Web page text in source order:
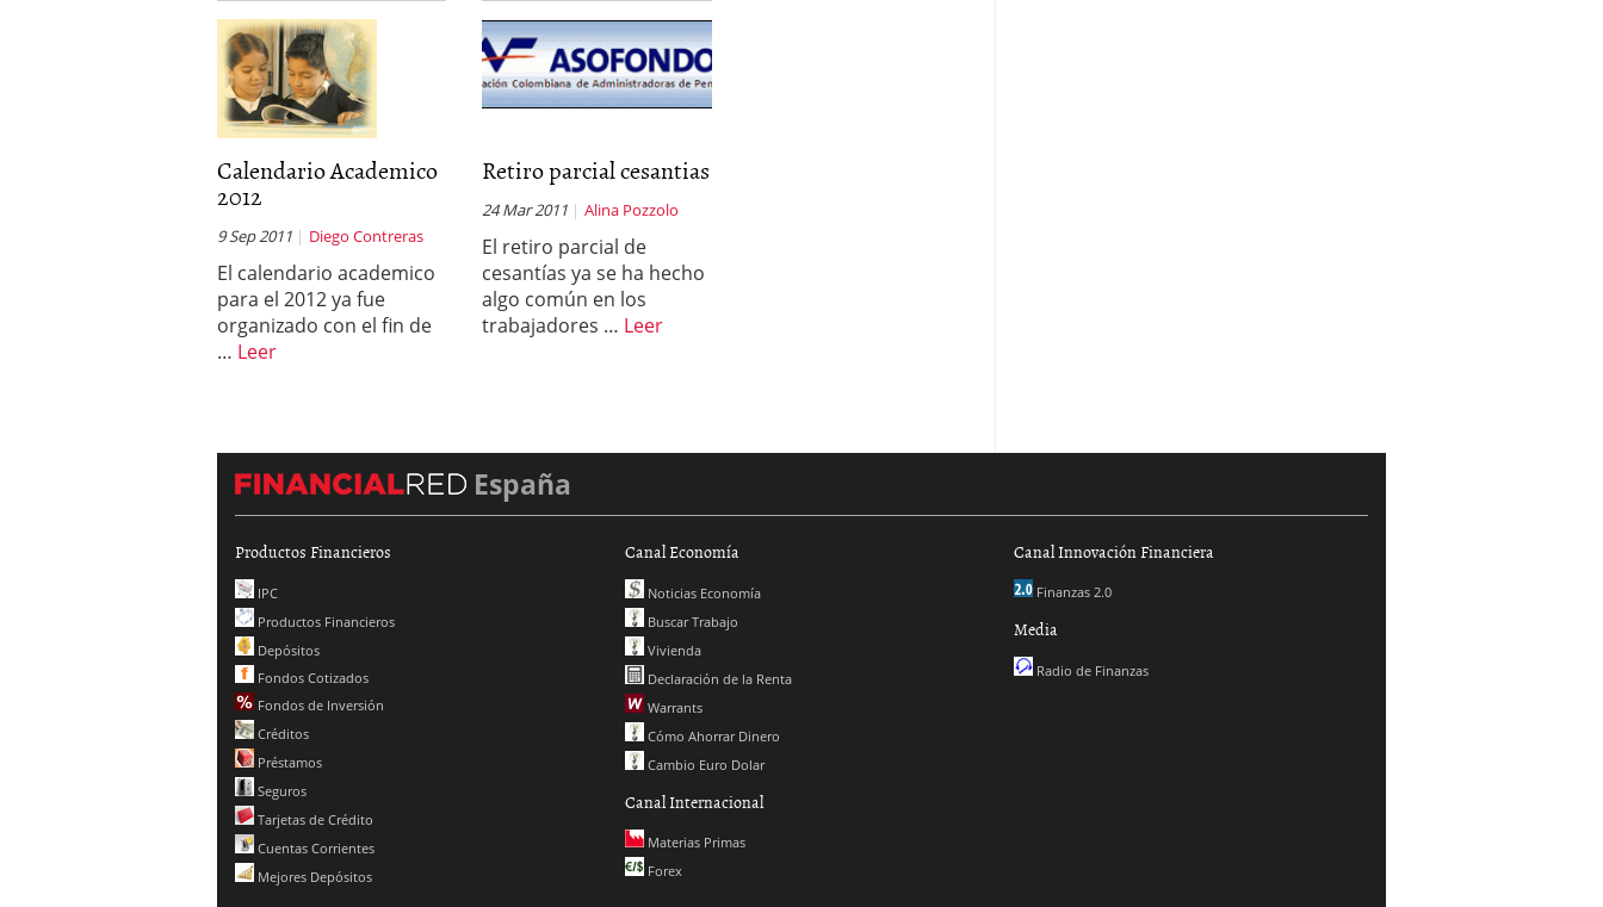
Calendario Academico
2012
9 Sep 2011 Diego Contreras
El calendario academico
para el 2012 ya fue
organizado con el fin de
… Leer
Retiro parcial cesantias
24 Mar 2011 Alina Pozzolo
El retiro parcial de
cesantías ya se ha hecho
algo común en los
trabajadores … Leer
España
Productos Financieros
IPC
Productos Financieros
Depósitos
Fondos Cotizados
Fondos de Inversión
Créditos
Préstamos
Seguros
Tarjetas de Crédito
Cuentas Corrientes
Mejores Depósitos
Canal Economía
Noticias Economía
Buscar Trabajo
Vivienda
Declaración de la Renta
Warrants
Cómo Ahorrar Dinero
Cambio Euro Dolar
Canal Internacional
Materias Primas
Forex
Canal Innovación Financiera
Finanzas 2.0
Media
Radio de Finanzas